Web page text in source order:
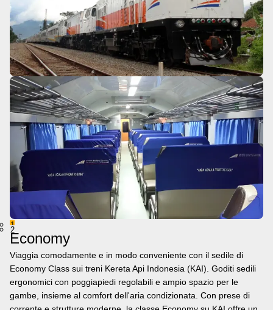
1
2
Economy
Viaggia comodamente e in modo conveniente con il sedile di
Economy Class sui treni Kereta Api Indonesia (KAI). Goditi sedili
ergonomici con poggiapiedi regolabili e ampio spazio per le
gambe, insieme al comfort dell'aria condizionata. Con prese di